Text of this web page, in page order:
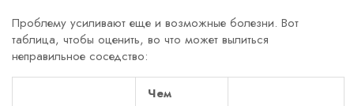
Проблему усиливают еще и возможные болезни. Вот
таблица, чтобы оценить, во что может вылиться
неправильное соседство:
Чем